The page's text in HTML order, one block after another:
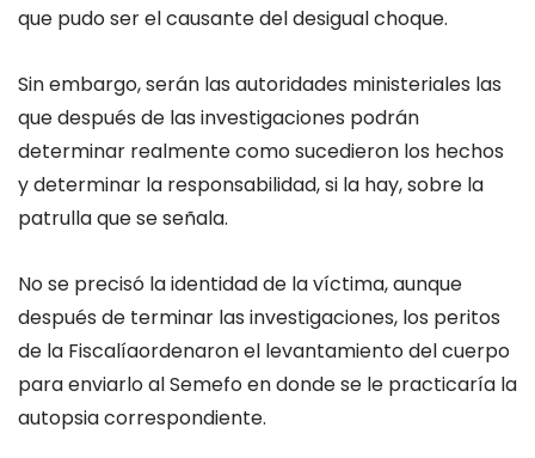
que pudo ser el causante del desigual choque.
Sin embargo, serán las autoridades ministeriales las
que después de las investigaciones podrán
determinar realmente como sucedieron los hechos
y determinar la responsabilidad, si la hay, sobre la
patrulla que se señala.
No se precisó la identidad de la víctima, aunque
después de terminar las investigaciones, los peritos
de la Fiscalíaordenaron el levantamiento del cuerpo
para enviarlo al Semefo en donde se le practicaría la
autopsia correspondiente.